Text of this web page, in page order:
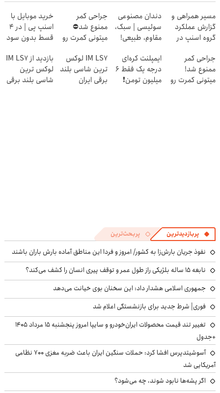
مسیر همراهی و
گزارش عملکرد
گروه اسنپ در
دندان مصنوعی
سوئیسی | سبک،
مقاوم، طبیعی!
رایگان+پرداخت
اقساطی😍
جراحی کمر
ممنوع شد⛔
میتونی کمرت رو
کنی! 👈🏻
پرسش‌نامه
خرید موبایل با
اسنپ پی | در ۴
قسط بدون سود
جراحی کمر
ممنوع شد!
میتونی کمرت رو
ایمپلنت کره‌ای
درجه یک فقط 6
میلیون تومن❗
IM LS7 لوکس
ترین شاسی بلند
برقی ایران
بازدید از IM LS7
لوکس ترین
شاسی بلند برقی
پربازدیدترین پربحث‌ترین
نفوذ جریان بارش‌زا به کشور/ امروز و فردا این مناطق آماده بارش باران باشند
نابغه ۱۵ ساله بلژیکی راز طول عمر و توقف پیری انسان را کشف می‌کند؟
جمهوری اسلامی هشدار داد: این سخنان بوی خیانت می‌دهد
فوری| شرط جدید برای بازنشستگی اعلام شد
تغییر تند قیمت محصولات ایران‌خودرو و سایپا امروز پنجشنبه ۱۵ مرداد ۱۴۰۵
+جدول
آسوشیتدپرس افشا کرد: حملات سنگین ایران باعث ضربه مغزی ۷۰۰ نظامی
آمریکایی شد
اگر پشه‌ها نابود شوند، چه می‌شود؟